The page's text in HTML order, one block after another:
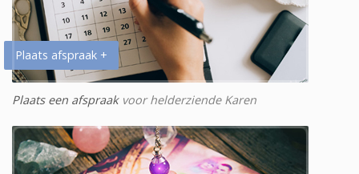
Plaats afspraak +
Plaats een afspraakvoor helderziende Karen